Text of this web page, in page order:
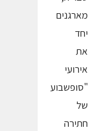
מארגנים
יחד
את
אירועי
"סופשבוע
של
חתירה